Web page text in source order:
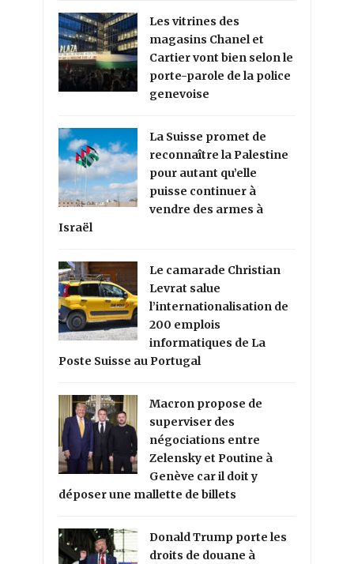
Les vitrines des
magasins Chanel et
Cartier vont bien selon le
porte-parole de la police
genevoise
La Suisse promet de
reconnaître la Palestine
pour autant qu’elle
puisse continuer à
vendre des armes à
Israël
Le camarade Christian
Levrat salue
l’internationalisation de
200 emplois
informatiques de La
Poste Suisse au Portugal
Macron propose de
superviser des
négociations entre
Zelensky et Poutine à
Genève car il doit y
déposer une mallette de billets
Donald Trump porte les
droits de douane à